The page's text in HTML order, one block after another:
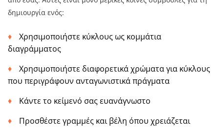
δημιουργία ενός:
Χρησιμοποιήστε κύκλους ως κομμάτια
διαγράμματος
Χρησιμοποιήστε διαφορετικά χρώματα για κύκλους
που περιγράφουν ανταγωνιστικά πράγματα
Κάντε το κείμενό σας ευανάγνωστο
Προσθέστε γραμμές και βέλη όπου χρειάζεται